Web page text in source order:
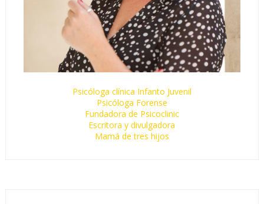
Psicóloga clínica Infanto Juvenil
Psicóloga Forense
Fundadora de Psicoclinic
Escritora y divulgadora
Mamá de tres hijos